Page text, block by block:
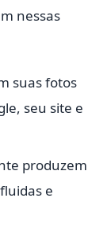
nessas
suas fotos
seu site e
produzem
e